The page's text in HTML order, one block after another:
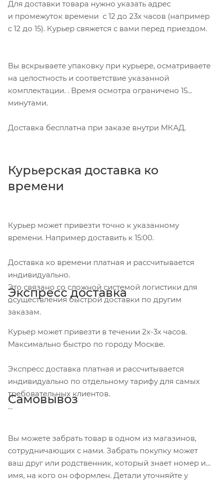
Для доставки товара нужно указать адрес
и промежуток времени с 12 до 23х часов (например
с 12 до 15). Курьер свяжется с вами перед приездом.
Вы вскрываете упаковку при курьере, осматриваете
на целостность и соответствие указанной
комплектации. . Время осмотра ограничено 15
минутами.
Доставка бесплатна при заказе внутри МКАД.
Курьерская доставка ко
времени
Курьер может привезти точно к указанному
времени. Например доставить к 15:00.
Доставка ко времени платная и рассчитывается
индивидуально.
Это связано со сложной системой логистики для
осуществления быстрой доставки по другим
заказам.
Экспресс доставка
Курьер может привезти в течении 2х-3х часов.
Максимально быстро по городу Москве.
Экспресс доставка платная и рассчитывается
индивидуально по отдельному тарифу для самых
требовательных клиентов.
Самовывоз
Вы можете забрать товар в одном из магазинов,
сотрудничающих с нами. Забрать покупку может
ваш друг или родственник, который знает номер и
имя, на кого он оформлен. Детали уточняйте у